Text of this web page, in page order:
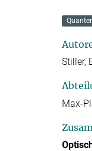
Stiller,
Max-